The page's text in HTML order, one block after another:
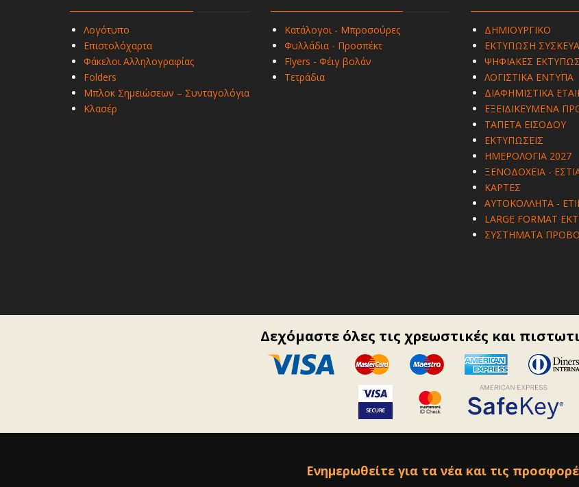
Λογότυπο
Επιστολόχαρτα
Φάκελοι Αλληλογραφίας
Folders
Μπλοκ Σημειώσεων – Συνταγολόγια
Κλασέρ
Κατάλογοι - Μπροσούρες
Φυλλάδια - Προσπέκτ
Flyers - Φέιγ βολάν
Τετράδια
ΔΗΜΙΟΥΡΓΙΚΟ
ΕΚΤΥΠΩΣΗ
ΨΗΦΙΑΚΕΣ
ΛΟΓΙΣΤΙΚΑ ΕΝΤΥΠΑ
ΔΙΑΦΗΜΙΣΤΙΚΑ
ΕΞΕΙΔΙΚΕΥΜΕΝΑ
ΤΑΠΕΤΑ ΕΙΣΟΔΟΥ
ΕΚΤΥΠΩΣΕΙΣ
ΗΜΕΡΟΛΟΓΙΑ 2027
ΞΕΝΟΔΟΧΕΙΑ -
ΚΑΡΤΕΣ
ΑΥΤΟΚΟΛΛΗΤΑ -
LARGE FORMAT
ΣΥΣΤΗΜΑΤΑ
Δεχόμαστε όλες τις χρεωστικές και
Ενημερωθείτε για τα νέα και τις